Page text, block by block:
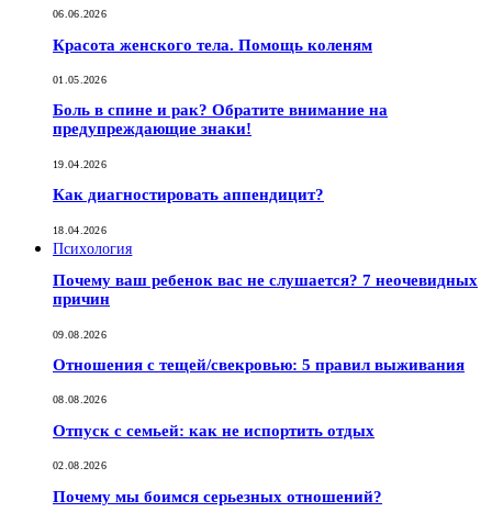
06.06.2026
Красота женского тела. Помощь коленям
01.05.2026
Боль в спине и рак? Обратите внимание на
предупреждающие знаки!
19.04.2026
Как диагностировать аппендицит?
18.04.2026
Психология
Почему ваш ребенок вас не слушается? 7 неочевидных
причин
09.08.2026
Отношения с тещей/свекровью: 5 правил выживания
08.08.2026
Отпуск с семьей: как не испортить отдых
02.08.2026
Почему мы боимся серьезных отношений?